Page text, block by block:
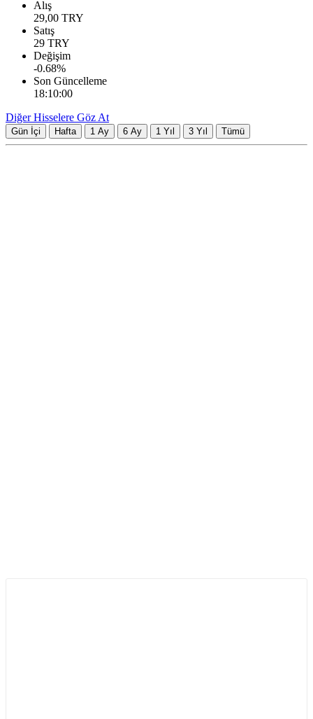
Alış
29,00 TRY
Satış
29 TRY
Değişim
-0.68%
Son Güncelleme
18:10:00
Diğer Hisselere Göz At
Gün İçi Hafta 1 Ay 6 Ay 1 Yıl 3 Yıl Tümü